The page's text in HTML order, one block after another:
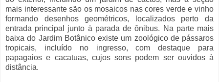
mais interessante são os mosaicos nas cores verde e vinho
formando desenhos geométricos, localizados perto da
entrada principal junto à parada de ônibus. Na parte mais
baixa do Jardim Botânico existe um zoológico de pássaros
tropicais, incluído no ingresso, com destaque para
papagaios e cacatuas, cujos sons podem ser ouvidos à
distância.